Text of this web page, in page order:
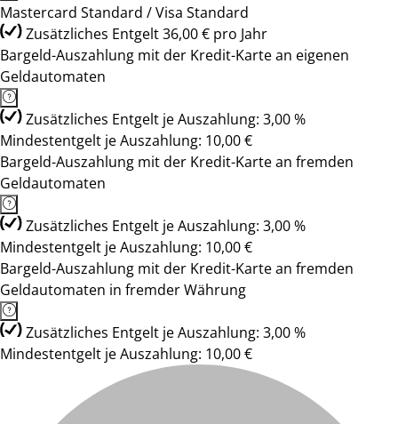
Mastercard Standard / Visa Standard
Zusätzliches Entgelt 36,00 € pro Jahr
Bargeld-Auszahlung mit der Kredit-Karte an eigenen
Geldautomaten
Zusätzliches Entgelt je Auszahlung: 3,00 %
Mindestentgelt je Auszahlung: 10,00 €
Bargeld-Auszahlung mit der Kredit-Karte an fremden
Geldautomaten
Zusätzliches Entgelt je Auszahlung: 3,00 %
Mindestentgelt je Auszahlung: 10,00 €
Bargeld-Auszahlung mit der Kredit-Karte an fremden
Geldautomaten in fremder Währung
Zusätzliches Entgelt je Auszahlung: 3,00 %
Mindestentgelt je Auszahlung: 10,00 €